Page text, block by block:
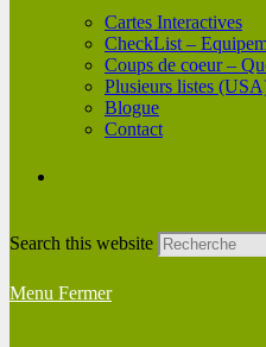
Cartes Interactives
CheckList –
Coups de coeur –
Plusieurs listes
Blogue
Contact
Search this website
Menu Fermer